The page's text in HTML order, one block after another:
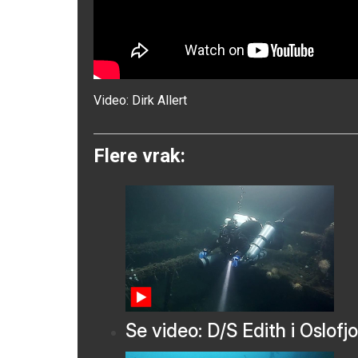
Video: Dirk Allert
Flere vrak:
Se video: D/S Edith i